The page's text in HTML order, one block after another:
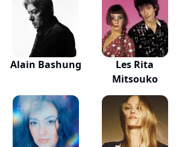
Alain Bashung
Les Rita
Mitsouko